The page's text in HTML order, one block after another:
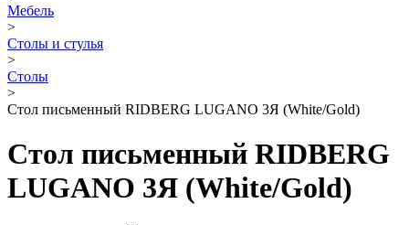
Мебель
>
Столы и стулья
>
Столы
>
Стол письменный RIDBERG LUGANO 3Я (White/Gold)
Стол письменный RIDBERG
LUGANO 3Я (White/Gold)